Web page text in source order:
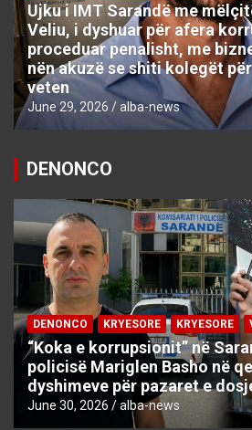
Ujku i IMT Sarandë me
Veliu, i dyshuar për afera
proceduar penalisht, me
nën akuzë se shiti kolegët
veten
June 29, 2026 alba-news
DENONCO
DENONCO KRYESORE KRYESORE
“Koka e korrupsionit” në
policisë Mariglen Basho në
dyshimeve për pazaret e
June 30, 2026 alba-news